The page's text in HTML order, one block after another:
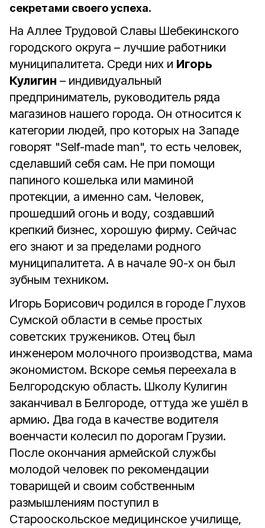
секретами своего успеха.
На Аллее Трудовой Славы Шебекинского
городского округа – лучшие работники
муниципалитета. Среди них и Игорь
Кулигин – индивидуальный
предприниматель, руководитель ряда
магазинов нашего города. Он относится к
категории людей, про которых на Западе
говорят "Self-made man", то есть человек,
сделавший себя сам. Не при помощи
папиного кошелька или маминой
протекции, а именно сам. Человек,
прошедший огонь и воду, создавший
крепкий бизнес, хорошую фирму. Сейчас
его знают и за пределами родного
муниципалитета. А в начале 90-х он был
зубным техником.
Игорь Борисович родился в городе Глухов
Сумской области в семье простых
советских тружеников. Отец был
инженером молочного производства, мама
экономистом. Вскоре семья переехала в
Белгородскую область. Школу Кулигин
заканчивал в Белгороде, оттуда же ушёл в
армию. Два года в качестве водителя
военчасти колесил по дорогам Грузии.
После окончания армейской службы
молодой человек по рекомендации
товарищей и своим собственным
размышлениям поступил в
Старооскольское медицинское училище,